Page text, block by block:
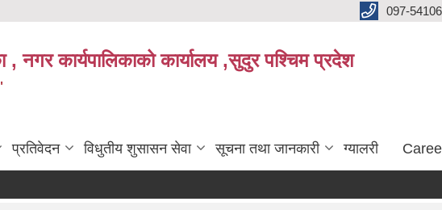
097-
, नगर कार्यपालिकाको कार्यालय ,सुदुर पश्चिम प्रदेश
प्रतिवेदन विधुतीय शुसासन सेवा सूचना तथा जानकारी ग्यालरी